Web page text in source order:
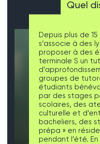
Quel
Depuis plus de
s’associe à des
proposer à des
terminale S un
groupes de
étudiants
par des stages
scolaires, des
culturelle et
bacheliers, des
prépa » en
pendant l’été.